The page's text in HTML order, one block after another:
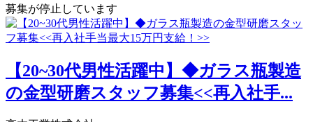
募集が停止しています
【20~30代男性活躍中】◆ガラス瓶製造
の金型研磨スタッフ募集<<再入社手...